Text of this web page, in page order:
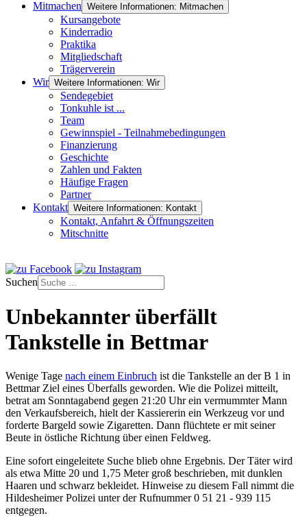
Mitmachen Weitere Informationen: Mitmachen
Kursangebote
Kinderradio
Praktika
Mitgliedschaft
Trägerverein
Wir Weitere Informationen: Wir
Sendegebiet
Tonkuhle ist ...
Team
Gewinnspiel - Teilnahmebedingungen
Finanzierung
Geschichte
Zahlen und Fakten
Häufige Fragen
Partner
Kontakt Weitere Informationen: Kontakt
Kontakt, Anfahrt & Öffnungszeiten
Mitschnitte
Suchen
Unbekannter überfällt
Tankstelle in Bettmar
Wenige Tage nach einem Einbruch ist die Tankstelle an der B 1 in
Bettmar Ziel eines Überfalls geworden. Wie die Polizei mitteilt,
betrat am Sonntagabend gegen 21:20 Uhr ein vermummter Mann
den Verkaufsbereich, hielt der Kassiererin ein Werkzeug vor und
forderte Bargeld sowie Zigaretten. Dann flüchtete er mit seiner
Beute in östliche Richtung über einen Feldweg.
Eine sofort eingeleitete Suche blieb ohne Ergebnis. Der Täter wird
als etwa Mitte 20 und 1,75 Meter groß beschrieben, mit dunklen
Haaren und schwarz bekleidet. Hinweise zu diesem Fall nimmt die
Hildesheimer Polizei unter der Rufnummer 0 51 21 - 939 115
entgegen.